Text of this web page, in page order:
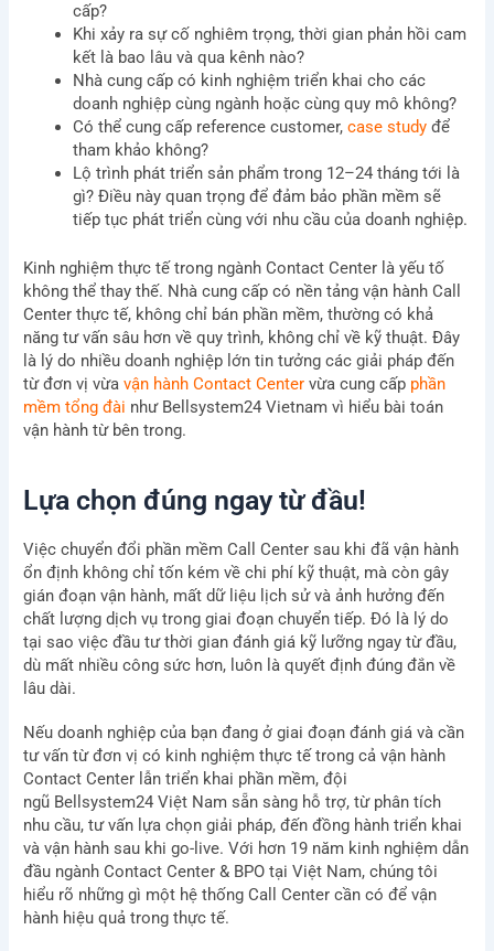
cấp?
Khi xảy ra sự cố nghiêm trọng, thời gian phản hồi cam
kết là bao lâu và qua kênh nào?
Nhà cung cấp có kinh nghiệm triển khai cho các
doanh nghiệp cùng ngành hoặc cùng quy mô không?
Có thể cung cấp reference customer, case studyđể
tham khảo không?
Lộ trình phát triển sản phẩm trong 12–24 tháng tới là
gì? Điều này quan trọng để đảm bảo phần mềm sẽ
tiếp tục phát triển cùng với nhu cầu của doanh nghiệp.
Kinh nghiệm thực tế trong ngành Contact Center là yếu tố
không thể thay thế. Nhà cung cấp có nền tảng vận hành Call
Center thực tế, không chỉ bán phần mềm, thường có khả
năng tư vấn sâu hơn về quy trình, không chỉ về kỹ thuật. Đây
là lý do nhiều doanh nghiệp lớn tin tưởng các giải pháp đến
từ đơn vị vừa vận hành Contact Centervừa cung cấp phần
mềm tổng đài như Bellsystem24 Vietnam vì hiểu bài toán
vận hành từ bên trong.
Lựa chọn đúng ngay từ đầu!
Việc chuyển đổi phần mềm Call Center sau khi đã vận hành
ổn định không chỉ tốn kém về chi phí kỹ thuật, mà còn gây
gián đoạn vận hành, mất dữ liệu lịch sử và ảnh hưởng đến
chất lượng dịch vụ trong giai đoạn chuyển tiếp. Đó là lý do
tại sao việc đầu tư thời gian đánh giá kỹ lưỡng ngay từ đầu,
dù mất nhiều công sức hơn, luôn là quyết định đúng đắn về
lâu dài.
Nếu doanh nghiệp của bạn đang ở giai đoạn đánh giá và cần
tư vấn từ đơn vị có kinh nghiệm thực tế trong cả vận hành
Contact Center lẫn triển khai phần mềm, đội
ngũ Bellsystem24 Việt Nam sẵn sàng hỗ trợ, từ phân tích
nhu cầu, tư vấn lựa chọn giải pháp, đến đồng hành triển khai
và vận hành sau khi go-live. Với hơn 19 năm kinh nghiệm dẫn
đầu ngành Contact Center & BPO tại Việt Nam, chúng tôi
hiểu rõ những gì một hệ thống Call Center cần có để vận
hành hiệu quả trong thực tế.